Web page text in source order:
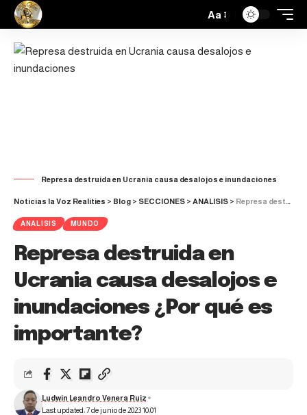
Aa
Represa destruida en Ucrania causa desalojos e inundaciones
Noticias la Voz Realities > Blog > SECCIONES > ANALISIS > Represa destruida en Ucrania causa desalojos e inundaciones ¿Por qué es importante?
ANALISIS MUNDO
Represa destruida en
Ucrania causa desalojos e
inundaciones ¿Por qué es
importante?
Last updated: 7 de junio de 2023 10:01
Ludwin Leandro Venera Ruiz